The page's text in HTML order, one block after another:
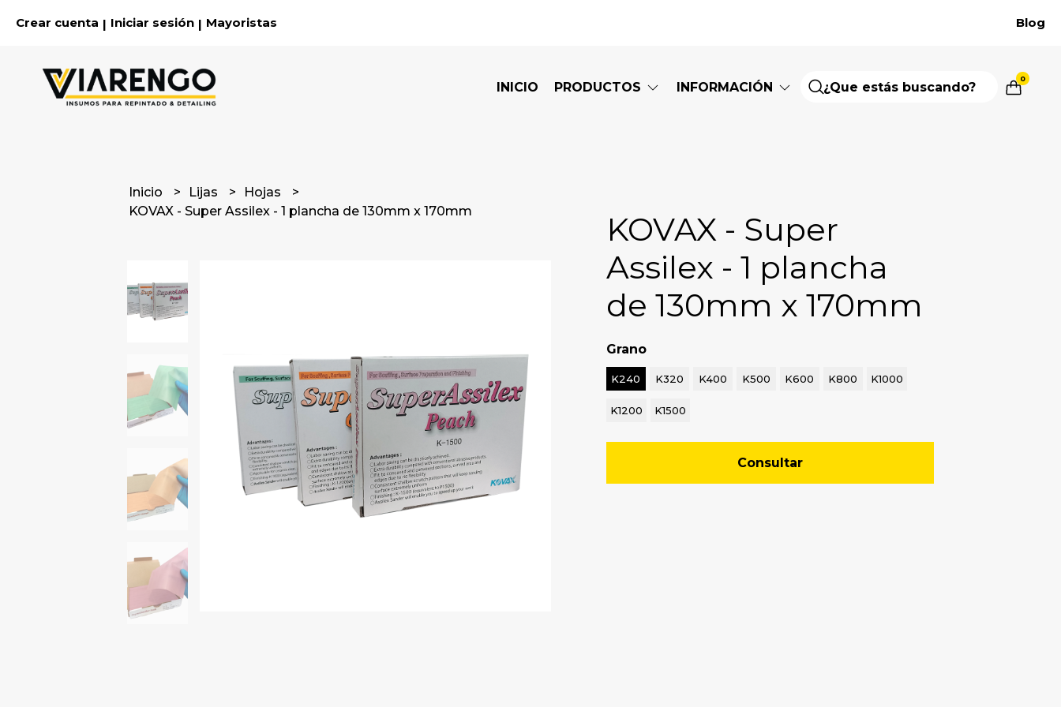
Crear cuenta | Iniciar sesión | Mayoristas Blog
INICIO PRODUCTOS INFORMACIÓN
0
Inicio Lijas
Hojas
KOVAX - Super Assilex - 1 plancha de 130mm x 170mm
KOVAX - Super
Assilex - 1 plancha
de 130mm x 170mm
Grano
K240 K320 K400 K500 K600 K800 K1000
K1200 K1500
Consultar